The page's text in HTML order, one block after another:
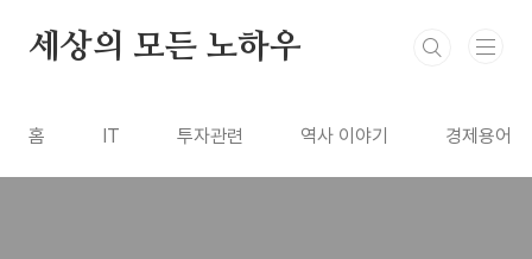
세상의 모든 노하우
홈 IT 투자관련 역사 이야기 경제용어